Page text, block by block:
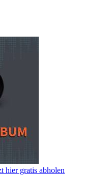
hier gratis abholen